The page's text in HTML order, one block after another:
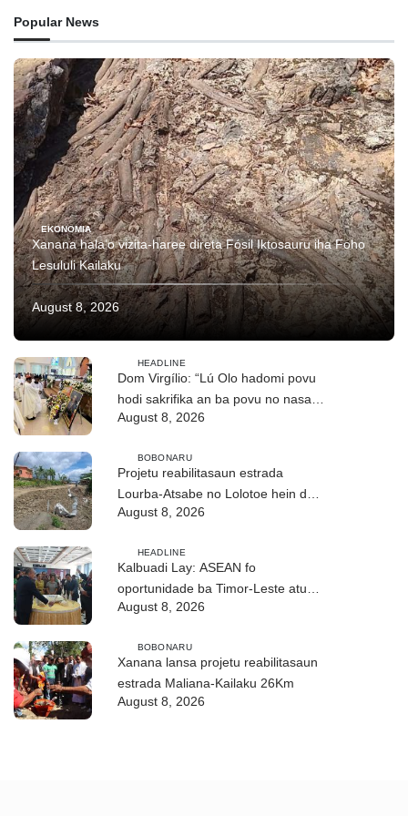
Popular News
EKONOMIA
Xanana hala’o vizita-haree direta Fósil Iktosauru iha Foho
Lesululi Kailaku
August 8, 2026
HEADLINE
Dom Virgílio: “Lú Olo hadomi povu
hodi sakrifika an ba povu no nasaun
ho fuan”
August 8, 2026
BOBONARU
Projetu reabilitasaun estrada
Lourba-Atsabe no Lolotoe hein de’it
vistu tribunál
August 8, 2026
HEADLINE
Kalbuadi Lay: ASEAN fo
oportunidade ba Timor-Leste atu
aselera transformasaun ekonómika
August 8, 2026
BOBONARU
Xanana lansa projetu reabilitasaun
estrada Maliana-Kailaku 26Km
August 8, 2026